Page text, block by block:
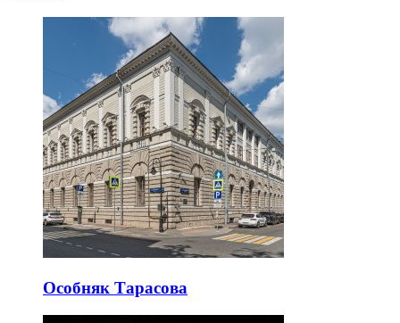
Особняк Тарасова